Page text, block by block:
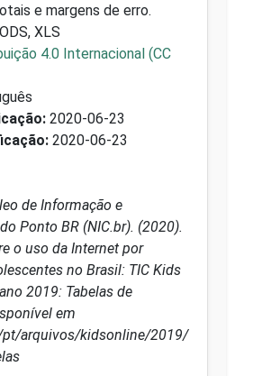
e margens de erro.
ODS, XLS
4.0 Internacional (CC
2020-06-23
2020-06-23
de Informação e
Ponto BR (NIC.br). (2020).
o uso da Internet por
no Brasil: TIC Kids
2019: Tabelas de
em
arquivos/kidsonline/2019/